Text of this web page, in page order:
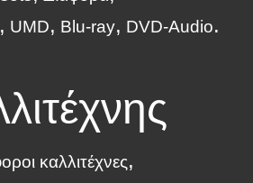
UMD Blu-ray DVD-Audio
καλλιτέχνες